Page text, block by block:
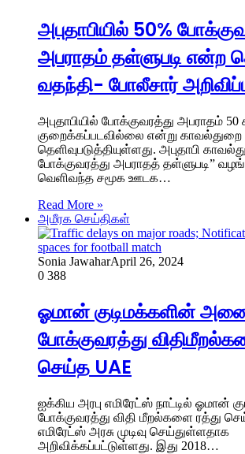
அபுதாபியில் 50%
அபராதம் தள்ளுபடி என்ற
வதந்தி- போலீசார்
அபுதாபியில் போக்குவரத்து அபராதம்
குறைக்கப்படவில்லை என்று காவல்துறை
தெளிவுபடுத்தியுள்ளது. அபுதாபி
போக்குவரத்து அபராதத் தள்ளுபடி”
வெளிவந்த சமூக ஊடக…
Read More »
அமீரக செய்திகள்
Sonia JawaharApril 26, 2024
0 388
ஓமான் குடிமக்களின்
போக்குவரத்து
செய்த UAE
ஐக்கிய அரபு எமிரேட்ஸ் நாட்டில் ஓமான்
போக்குவரத்து விதி மீறல்களை ரத்து
எமிரேட்ஸ் அரசு முடிவு செய்துள்ளதாக
அறிவிக்கப்பட்டுள்ளது. இது 2018…